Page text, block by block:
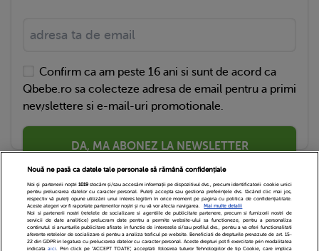
Confirm ca am peste 16 ani si sunt de acord ca
Qbebe.ro sa colecteze adresa de email pentru a primi
newslettere si e-mail-uri promotionale.
DA, MA ABONEZ LA NEWSLETTER
Nouă ne pasă ca datele tale personale să rămână confidențiale
Noi și partenerii noștri 1019stocăm și/sau accesăm informații pe dispozitivul dvs., precum identificatorii cookie unici
pentru prelucrarea datelor cu caracter personal. Puteți accepta sau gestiona preferințele dvs. făcând clic mai jos,
respectiv vă puteți opune utilizării unui interes legitim în orice moment pe pagina cu politica de confidențialitate.
Aceste alegeri vor fi raportate partenerilor noștri și nu vă vor afecta navigarea.
Mai multe detalii
Noi si partenerii nostri (retelele de socializare si agentiile de publicitate partenere, precum si furnizorii nostri de
servicii de date analitice) prelucram date pentru a permite website-ului sa functioneze, pentru a personaliza
continutul si anunturile publicitare afisate in functie de interesele si/sau profilul dvs., pentru a va oferi functionalitati
aferente retelelor de socializare si pentru a analiza traficul pe website. Beneficiati de drepturile prevazute de art. 15-
22 din GDPR in legatura cu prelucrarea datelor cu caracter personal. Aceste drepturi pot fi exercitate prin modalitatea
indicataaici. Prin click pe “ACCEPT TOATE”, acceptati folosirea tuturor Tehnologiilor de tip Cookie, care implica